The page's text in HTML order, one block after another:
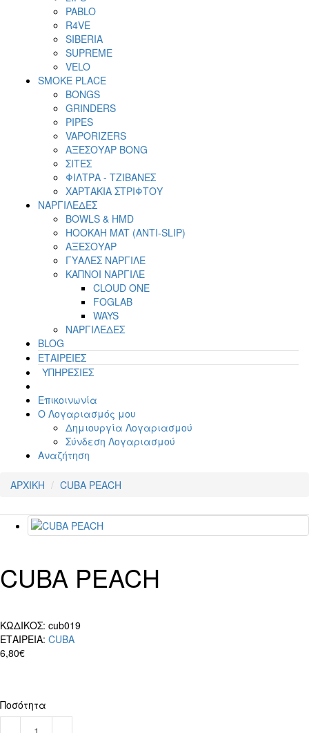
PABLO
R4VE
SIBERIA
SUPREME
VELO
SMOKE PLACE
BONGS
GRINDERS
PIPES
VAPORIZERS
ΑΞΕΣΟΥΑΡ BONG
ΣΙΤΕΣ
ΦΙΛΤΡΑ - ΤΖΙΒΑΝΕΣ
ΧΑΡΤΑΚΙΑ ΣΤΡΙΦΤΟΥ
ΝΑΡΓΙΛΕΔΕΣ
BOWLS & HMD
HOOKAH MAT (ANTI-SLIP)
ΑΞΕΣΟΥΑΡ
ΓΥΑΛΕΣ ΝΑΡΓΙΛΕ
ΚΑΠΝΟΙ ΝΑΡΓΙΛΕ
CLOUD ONE
FOGLAB
WAYS
ΝΑΡΓΙΛΕΔΕΣ
BLOG
ΕΤΑΙΡΕΙΕΣ
ΥΠΗΡΕΣΙΕΣ
Επικοινωνία
Ο Λογαριασμός μου
Δημιουργία Λογαριασμού
Σύνδεση Λογαριασμού
Αναζήτηση
ΑΡΧΙΚΗ CUBA PEACH
CUBA PEACH
ΚΩΔΙΚΟΣ: cub019
ΕΤΑΙΡΕΙΑ: CUBA
6,80€
Ποσότητα